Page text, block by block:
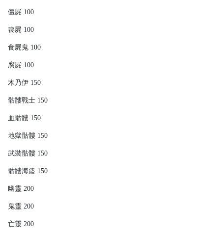
僵屍 100
喪屍 100
食屍鬼 100
腐屍 100
木乃伊 150
骷髏戰士 150
血骷髏 150
地獄骷髏 150
武裝骷髏 150
骷髏海盜 150
幽靈 200
鬼靈 200
亡靈 200